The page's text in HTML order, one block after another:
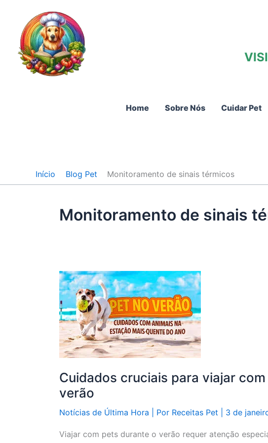
conteúdo
Home Sobre Nós Cuidar Pet
Início Blog Pet Monitoramento de sinais térmicos
Monitoramento de sinais
Cuidados cruciais para viajar
verão
Notícias de Última Hora | Por Receitas Pet 3 de
Viajar com pets durante o verão requer atenção